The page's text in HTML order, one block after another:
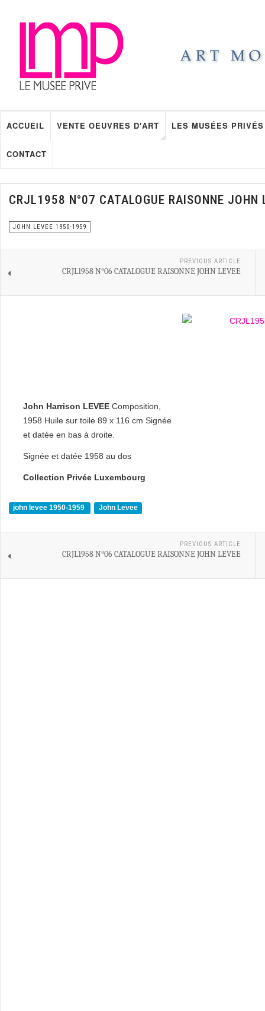
ACCUEIL VENTE OEUVRES D'ART LES MUSÉES PRIVÉS
CONTACT
CRJL1958 N°07 CATALOGUE RAISONNE JOHN
JOHN LEVEE 1950-1959
PREVIOUS ARTICLE
CRJL1958 N°06 CATALOGUE RAISONNE JOHN LEVEE
John Harrison LEVEE Composition,
1958 Huile sur toile 89 x 116 cm Signée
et datée en bas à droite.
Signée et datée 1958 au dos
Collection Privée Luxembourg
john levee 1950-1959 John Levee
PREVIOUS ARTICLE
CRJL1958 N°06 CATALOGUE RAISONNE JOHN LEVEE